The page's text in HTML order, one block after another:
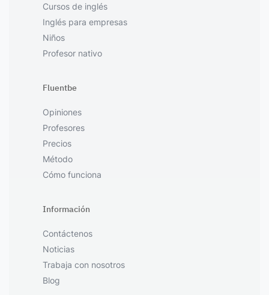
Cursos de inglés
Inglés para empresas
Niños
Profesor nativo
Fluentbe
Opiniones
Profesores
Precios
Método
Cómo funciona
Información
Contáctenos
Noticias
Trabaja con nosotros
Blog